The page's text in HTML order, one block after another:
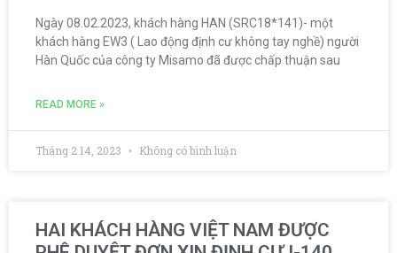
Ngày 08.02.2023, khách hàng HAN (SRC18*141)- một
khách hàng EW3 ( Lao động định cư không tay nghề) người
Hàn Quốc của công ty Misamo đã được chấp thuận sau
READ MORE »
Tháng 2 14, 2023 Không có bình luận
HAI KHÁCH HÀNG VIỆT NAM ĐƯỢC